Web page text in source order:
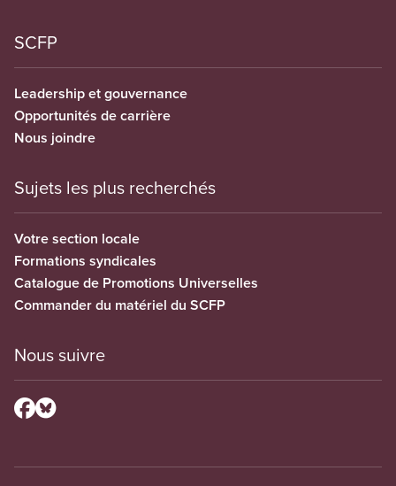
SCFP
Leadership et gouvernance
Opportunités de carrière
Nous joindre
Sujets les plus recherchés
Votre section locale
Formations syndicales
Catalogue de Promotions Universelles
Commander du matériel du SCFP
Nous suivre